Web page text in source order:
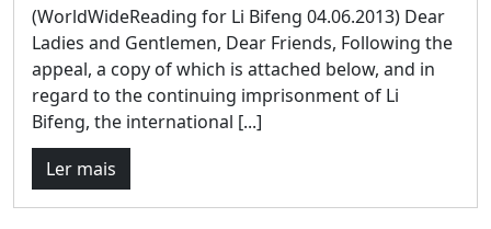
(WorldWideReading for Li Bifeng 04.06.2013) Dear
Ladies and Gentlemen, Dear Friends, Following the
appeal, a copy of which is attached below, and in
regard to the continuing imprisonment of Li
Bifeng, the international [...]
Ler mais